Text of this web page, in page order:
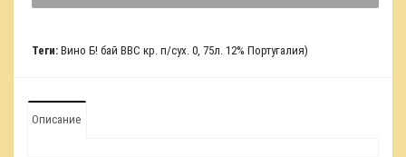
Теги: Вино Б! бай ВВС кр. п/сух. 0, 75л. 12% Португалия)
Описание